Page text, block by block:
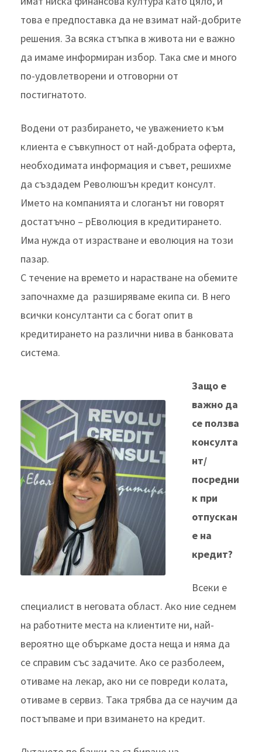
това е предпоставка да не взимат най-добрите
решения. За всяка стъпка в живота ни е важно
да имаме информиран избор. Така сме и много
по-удовлетворени и отговорни от
постигнатото.
Водени от разбирането, че уважението към
клиента е съвкупност от най-добрата оферта,
необходимата информация и съвет, решихме
да създадем Революшън кредит консулт.
Името на компанията и слоганът ни говорят
достатъчно – рЕволюция в кредитирането.
Има нужда от израстване и еволюция на този
пазар.
С течение на времето и нарастване на обемите
започнахме да разширяваме екипа си. В него
всички консултанти са с богат опит в
кредитирането на различни нива в банковата
система.
Защо е
важно да
се ползва
консулта
нт/
посредни
к при
отпускан
е на
кредит?
Всеки е
специалист в неговата област. Ако ние седнем
на работните места на клиентите ни, най-
вероятно ще объркаме доста неща и няма да
се справим със задачите. Ако се разболеем,
отиваме на лекар, ако ни се повреди колата,
отиваме в сервиз. Така трябва да се научим да
постъпваме и при взимането на кредит.